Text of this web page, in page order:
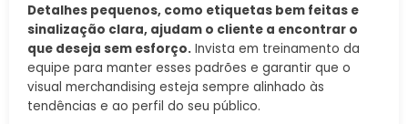
Detalhes pequenos, como etiquetas bem feitas e
sinalização clara, ajudam o cliente a encontrar o
que deseja sem esforço. Invista em treinamento da
equipe para manter esses padrões e garantir que o
visual merchandising esteja sempre alinhado às
tendências e ao perfil do seu público.